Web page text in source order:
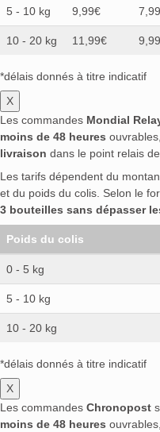
5 - 10 kg 9,99€
10 - 20 kg 11,99€
*délais donnés à titre indicatif
X
Les commandes Mondial
moins de 48 heures
livraison dans le point relais
Les tarifs dépendent du
et du poids du colis. Selon le
3 bouteilles sans dépasser
Poids du colis
0 - 5 kg
5 - 10 kg
10 - 20 kg
*délais donnés à titre indicatif
X
Les commandes Chronopost
moins de 48 heures